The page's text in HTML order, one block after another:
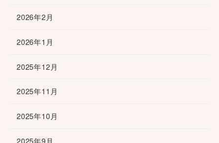
2026年2月
2026年1月
2025年12月
2025年11月
2025年10月
2025年9月